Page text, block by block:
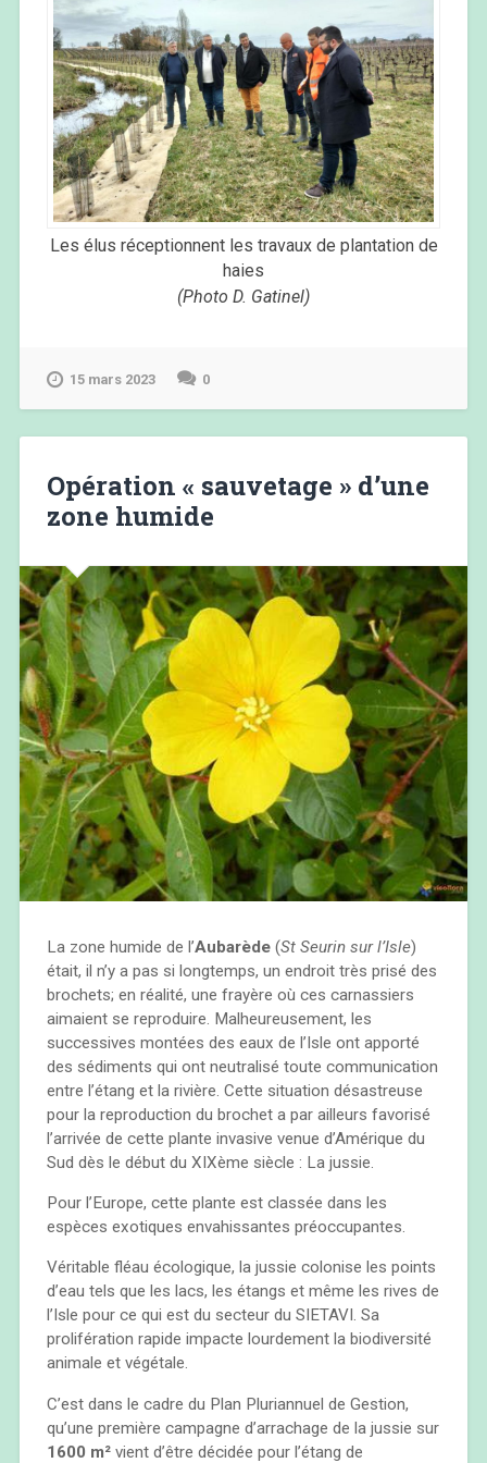
Les élus réceptionnent les travaux de plantation de
haies
(Photo D. Gatinel)
15 mars 2023 0
Opération « sauvetage » d’une
zone humide
La zone humide de l’Aubarède(St Seurin sur l’Isle)
était, il n’y a pas si longtemps, un endroit très prisé des
brochets; en réalité, une frayère où ces carnassiers
aimaient se reproduire. Malheureusement, les
successives montées des eaux de l’Isle ont apporté
des sédiments qui ont neutralisé toute communication
entre l’étang et la rivière. Cette situation désastreuse
pour la reproduction du brochet a par ailleurs favorisé
l’arrivée de cette plante invasive venue d’Amérique du
Sud dès le début du XIXème siècle : La jussie.
Pour l’Europe, cette plante est classée dans les
espèces exotiques envahissantes préoccupantes.
Véritable fléau écologique, la jussie colonise les points
d’eau tels que les lacs, les étangs et même les rives de
l’Isle pour ce qui est du secteur du SIETAVI. Sa
prolifération rapide impacte lourdement la biodiversité
animale et végétale.
C’est dans le cadre du Plan Pluriannuel de Gestion,
qu’une première campagne d’arrachage de la jussie sur
1600 m²vient d’être décidée pour l’étang de